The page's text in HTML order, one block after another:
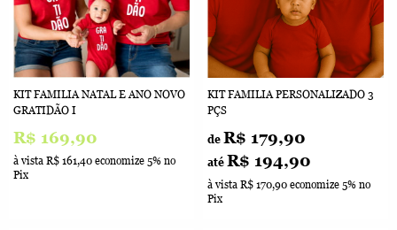
KIT FAMILIA NATAL E ANO NOVO
GRATIDÃO I
R$ 169,90
à vista R$ 161,40 economize 5% no
Pix
KIT FAMILIA PERSONALIZADO 3
PÇS
de R$ 179,90
até R$ 194,90
à vista R$ 170,90 economize 5% no
Pix